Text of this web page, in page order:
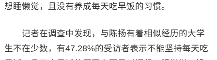
想睡懒觉，且没有养成每天吃早饭的习惯。
记者在调查中发现，与陈扬有着相似经历的大学
生不在少数，有47.28%的受访者表示不能坚持每天吃